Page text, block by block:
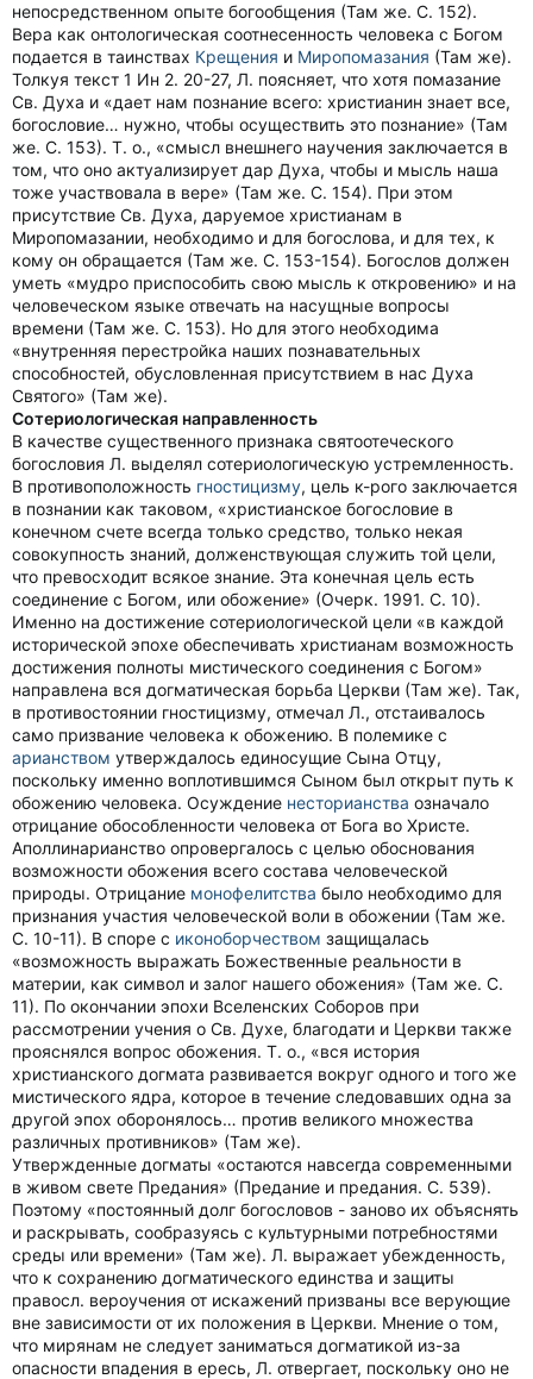
непосредственном опыте богообщения (Там же. С. 152).
Вера как онтологическая соотнесенность человека с Богом
подается в таинствах Крещения и Миропомазания (Там же).
Толкуя текст 1 Ин 2. 20-27, Л. поясняет, что хотя помазание
Св. Духа и «дает нам познание всего: христианин знает все,
богословие… нужно, чтобы осуществить это познание» (Там
же. С. 153). Т. о., «смысл внешнего научения заключается в
том, что оно актуализирует дар Духа, чтобы и мысль наша
тоже участвовала в вере» (Там же. С. 154). При этом
присутствие Св. Духа, даруемое христианам в
Миропомазании, необходимо и для богослова, и для тех, к
кому он обращается (Там же. С. 153-154). Богослов должен
уметь «мудро приспособить свою мысль к откровению» и на
человеческом языке отвечать на насущные вопросы
времени (Там же. С. 153). Но для этого необходима
«внутренняя перестройка наших познавательных
способностей, обусловленная присутствием в нас Духа
Святого» (Там же).
Сотериологическая направленность
В качестве существенного признака святоотеческого
богословия Л. выделял сотериологическую устремленность.
В противоположность гностицизму, цель к-рого заключается
в познании как таковом, «христианское богословие в
конечном счете всегда только средство, только некая
совокупность знаний, долженствующая служить той цели,
что превосходит всякое знание. Эта конечная цель есть
соединение с Богом, или обожение» (Очерк. 1991. С. 10).
Именно на достижение сотериологической цели «в каждой
исторической эпохе обеспечивать христианам возможность
достижения полноты мистического соединения с Богом»
направлена вся догматическая борьба Церкви (Там же). Так,
в противостоянии гностицизму, отмечал Л., отстаивалось
само призвание человека к обожению. В полемике с
арианством утверждалось единосущие Сына Отцу,
поскольку именно воплотившимся Сыном был открыт путь к
обожению человека. Осуждение несторианства означало
отрицание обособленности человека от Бога во Христе.
Аполлинарианство опровергалось с целью обоснования
возможности обожения всего состава человеческой
природы. Отрицание монофелитства было необходимо для
признания участия человеческой воли в обожении (Там же.
С. 10-11). В споре с иконоборчеством защищалась
«возможность выражать Божественные реальности в
материи, как символ и залог нашего обожения» (Там же. С.
11). По окончании эпохи Вселенских Соборов при
рассмотрении учения о Св. Духе, благодати и Церкви также
прояснялся вопрос обожения. Т. о., «вся история
христианского догмата развивается вокруг одного и того же
мистического ядра, которое в течение следовавших одна за
другой эпох оборонялось… против великого множества
различных противников» (Там же).
Утвержденные догматы «остаются навсегда современными
в живом свете Предания» (Предание и предания. С. 539).
Поэтому «постоянный долг богословов - заново их объяснять
и раскрывать, сообразуясь с культурными потребностями
среды или времени» (Там же). Л. выражает убежденность,
что к сохранению догматического единства и защиты
правосл. вероучения от искажений призваны все верующие
вне зависимости от их положения в Церкви. Мнение о том,
что мирянам не следует заниматься догматикой из-за
опасности впадения в ересь, Л. отвергает, поскольку оно не